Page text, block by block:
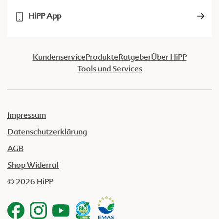
HiPP App
KundenserviceProdukteRatgeberÜber HiPP
Tools und Services
Impressum
Datenschutzerklärung
AGB
Shop Widerruf
© 2026 HiPP